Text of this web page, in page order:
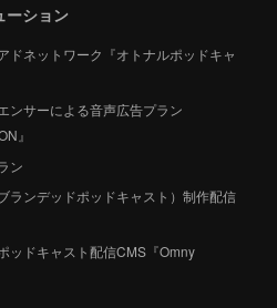
ーション
ドネットワーク『オトナルポッドキャ
ンサーによる音声広告プラン
』
ン
ランデッドポッドキャスト）制作配信
ッドキャスト配信CMS『Omny